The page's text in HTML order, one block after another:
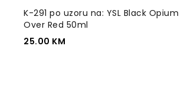
K-291 po uzoru na: YSL Black Opium
Over Red 50ml
25.00 KM